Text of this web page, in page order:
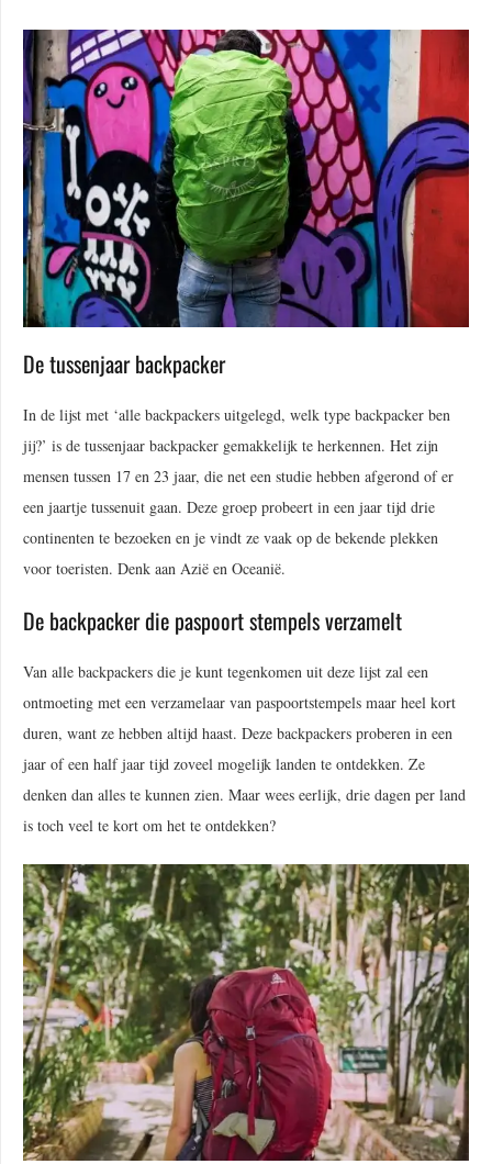
De tussenjaar backpacker
In de lijst met ‘alle backpackers uitgelegd, welk type backpacker ben
jij?’ is de tussenjaar backpacker gemakkelijk te herkennen. Het zijn
mensen tussen 17 en 23 jaar, die net een studie hebben afgerond of er
een jaartje tussenuit gaan. Deze groep probeert in een jaar tijd drie
continenten te bezoeken en je vindt ze vaak op de bekende plekken
voor toeristen. Denk aan Azië en Oceanië.
De backpacker die paspoort stempels verzamelt
Van alle backpackers die je kunt tegenkomen uit deze lijst zal een
ontmoeting met een verzamelaar van paspoortstempels maar heel kort
duren, want ze hebben altijd haast. Deze backpackers proberen in een
jaar of een half jaar tijd zoveel mogelijk landen te ontdekken. Ze
denken dan alles te kunnen zien. Maar wees eerlijk, drie dagen per land
is toch veel te kort om het te ontdekken?